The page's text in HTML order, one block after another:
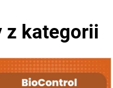
z kategorii